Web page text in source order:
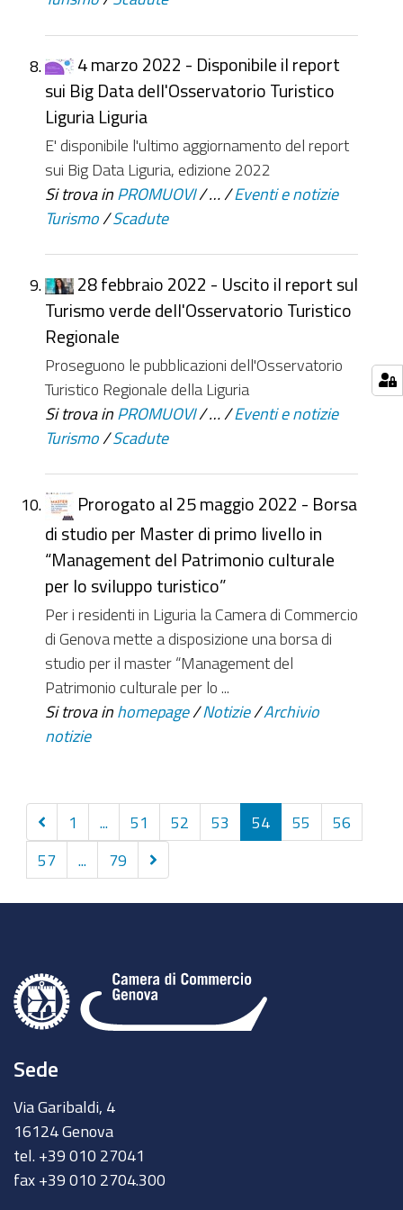
4 marzo 2022 - Disponibile il report
sui Big Data dell'Osservatorio Turistico
Liguria Liguria
E' disponibile l'ultimo aggiornamento del report
sui Big Data Liguria, edizione 2022
Si trova in PROMUOVI / /Eventi e notizie
Turismo / Scadute
28 febbraio 2022 - Uscito il report sul
Turismo verde dell'Osservatorio Turistico
Regionale
Proseguono le pubblicazioni dell'Osservatorio
Turistico Regionale della Liguria
Si trova in PROMUOVI / /Eventi e notizie
Turismo / Scadute
Prorogato al 25 maggio 2022 - Borsa
di studio per Master di primo livello in
“Management del Patrimonio culturale
per lo sviluppo turistico”
Per i residenti in Liguria la Camera di Commercio
di Genova mette a disposizione una borsa di
studio per il master “Management del
Patrimonio culturale per lo ...
Si trova in homepage /Notizie /Archivio
notizie
Precedenti
10
elementi
1 51 52 53 54 55 56
57 79
Successivi
10
Sede
Via Garibaldi, 4
16124 Genova
tel. +39 010 27041
fax +39 010 2704.300